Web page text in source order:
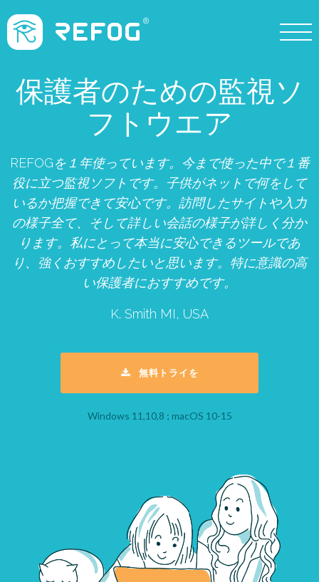
保護者のための監視ソ
フトウエア
REFOGを１年使っています。今まで使った中で１番
役に立つ監視ソフトです。子供がネットで何をして
いるか把握できて安心です。訪問したサイトや入力
の様子全て、そして詳しい会話の様子が詳しく分か
ります。私にとって本当に安心できるツールであ
り、強くおすすめしたいと思います。特に意識の高
い保護者におすすめです。
K. Smith MI, USA
無料トライを
Windows 11,10,8 ; macOS 10-15